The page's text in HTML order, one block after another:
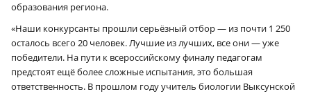
образования региона.
«Наши конкурсанты прошли серьёзный отбор — из почти 1 250
осталось всего 20 человек. Лучшие из лучших, все они — уже
победители. На пути к всероссийскому финалу педагогам
предстоят ещё более сложные испытания, это большая
ответственность. В прошлом году учитель биологии Выксунской